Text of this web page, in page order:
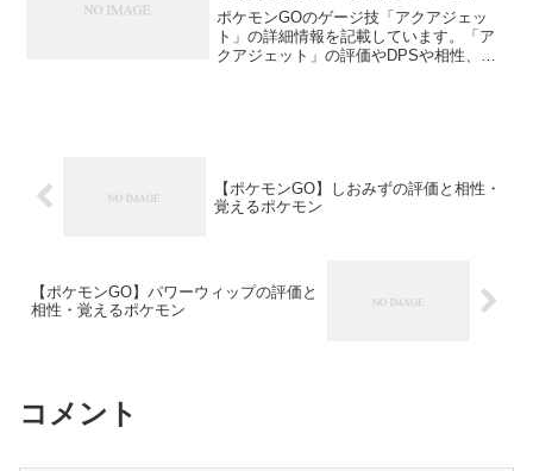
ポケモンGOのゲージ技「アクアジェッ
ト」の詳細情報を記載しています。「ア
クアジェット」の評価やDPSや相性、ど
【ポケモンGO】しおみずの評価と相性・
覚えるポケモン
【ポケモンGO】パワーウィップの評価と
相性・覚えるポケモン
コメント